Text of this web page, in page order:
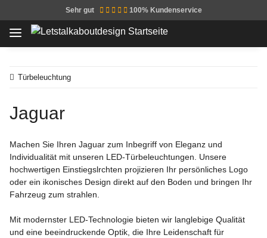
Sehr gut 100% Kundenservice
Türbeleuchtung
Jaguar
Machen Sie Ihren Jaguar zum Inbegriff von Eleganz und
Individualität mit unseren LED-Türbeleuchtungen. Unsere
hochwertigen Einstiegslrchten projizieren Ihr persönliches Logo
oder ein ikonisches Design direkt auf den Boden und bringen Ihr
Fahrzeug zum strahlen.
Mit modernster LED-Technologie bieten wir langlebige Qualität
und eine beeindruckende Optik, die Ihre Leidenschaft für